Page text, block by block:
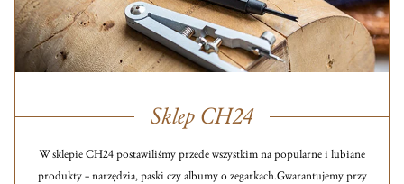
Sklep CH24
W sklepie CH24 postawiliśmy przede wszystkim na popularne i lubiane
produkty – narzędzia, paski czy albumy o zegarkach.Gwarantujemy przy